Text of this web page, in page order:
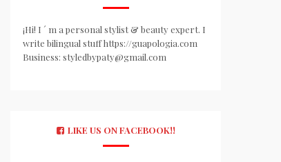
¡Hi! I ´ m a personal stylist & beauty expert. I
write bilingual stuff https://guapologia.com
Business: styledbypaty@gmail.com
LIKE US ON FACEBOOK!!